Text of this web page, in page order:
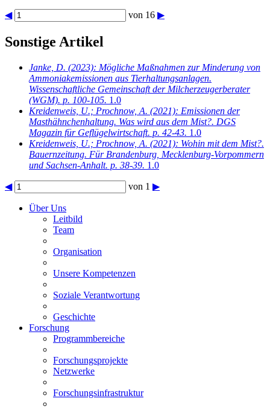
◀ von 16 ▶
Sonstige Artikel
Janke, D. (2023): Mögliche Maßnahmen zur Minderung von
Ammoniakemissionen aus Tierhaltungsanlagen.
Wissenschaftliche Gemeinschaft der Milcherzeugerberater
(WGM). p. 100-105. 1.0
Kreidenweis, U.; Prochnow, A. (2021): Emissionen der
Masthähnchenhaltung. Was wird aus dem Mist?. DGS
Magazin für Geflügelwirtschaft. p. 42-43. 1.0
Kreidenweis, U.; Prochnow, A. (2021): Wohin mit dem Mist?.
Bauernzeitung. Für Brandenburg, Mecklenburg-Vorpommern
und Sachsen-Anhalt. p. 38-39. 1.0
◀ von 1 ▶
Über Uns
Leitbild
Team
Organisation
Unsere Kompetenzen
Soziale Verantwortung
Geschichte
Forschung
Programmbereiche
Forschungsprojekte
Netzwerke
Forschungsinfrastruktur